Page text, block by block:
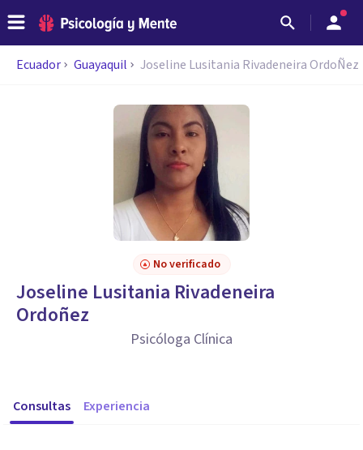
Ecuador Guayaquil Joseline Lusitania Rivadeneira OrdoÑez
No verificado
Joseline Lusitania Rivadeneira
Ordoñez
Psicóloga Clínica
Consultas Experiencia